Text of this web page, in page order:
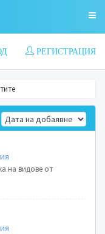
РЕГИСТРАЦИЯ
на видове от